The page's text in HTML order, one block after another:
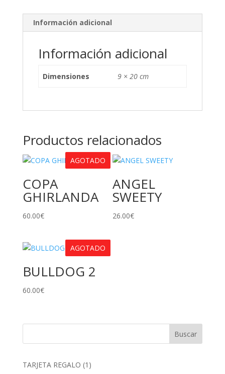
Información adicional
Información adicional
Dimensiones 9 × 20 cm
Productos relacionados
AGOTADO
COPA
GHIRLANDA
60.00€
ANGEL
SWEETY
26.00€
AGOTADO
BULLDOG 2
60.00€
TARJETA REGALO 1 1